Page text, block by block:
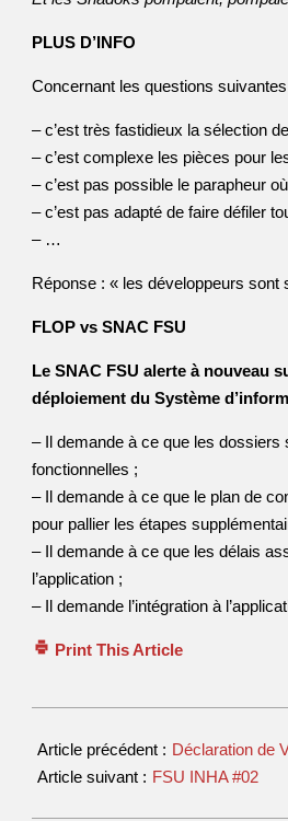
PLUS D’INFO
Concernant les questions
– c’est très fastidieux la sélection
– c’est complexe les pièces pour
– c’est pas possible le parapheur
– c’est pas adapté de faire défiler
– …
Réponse : « les développeurs sont
FLOP vs SNAC FSU
Le SNAC FSU alerte à nouveau
déploiement du Système
– Il demande à ce que les
fonctionnelles ;
– Il demande à ce que le plan de
pour pallier les étapes
– Il demande à ce que les délais
l’application ;
– Il demande l’intégration à
Print This Article
Article précédent : Déclaration de
Article suivant : FSU INHA #02